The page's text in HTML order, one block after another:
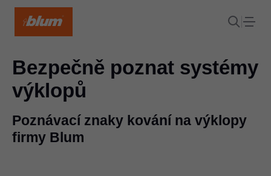
Bezpečně poznat systémy
výklopů
Poznávací znaky kování na výklopy
firmy Blum